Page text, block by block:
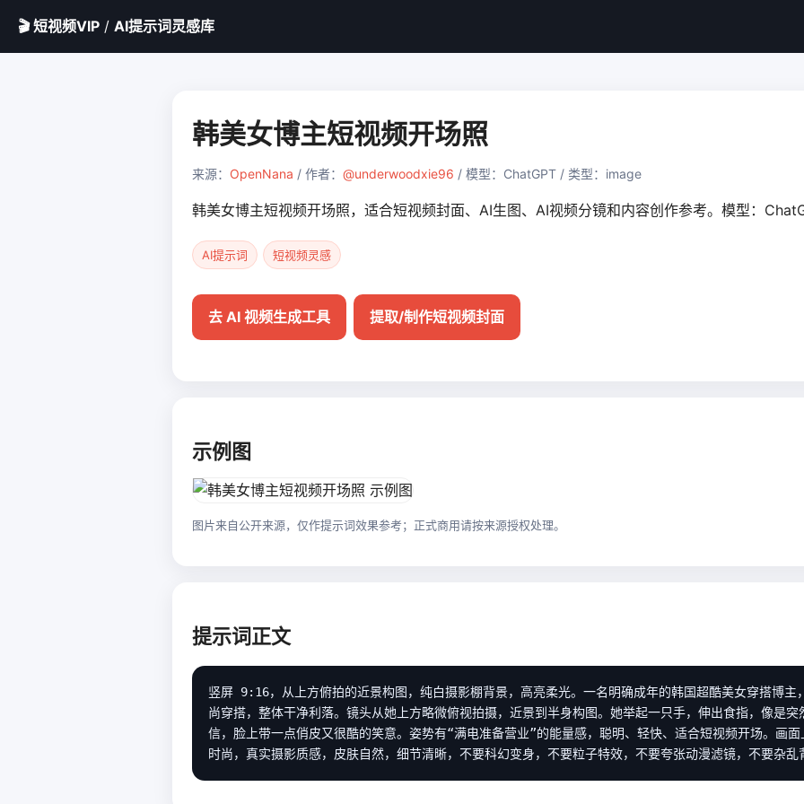
🎬 短视频VIP / AI提示词灵感库
韩美女博主短视频开场照
来源： OpenNana / 作者： @underwoodxie96 / 模型：ChatGPT / 类型：image
韩美女博主短视频开场照，适合短视频封面、AI生图、AI视频分镜和内容创作参考。模型：
AI提示词 短视频灵感
去 AI 视频生成工具 提取/制作短视频封面
示例图
图片来自公开来源，仅作提示词效果参考；正式商用请按来源授权处理。
提示词正文
竖屏 9:16，从上方俯拍的近景构图，纯白摄影棚背景，高亮柔光。一名明确成年的韩国超酷美女穿搭博主
尚穿搭，整体干净利落。镜头从她上方略微俯视拍摄，近景到半身构图。她举起一只手，伸出食指，像是
信，脸上带一点俏皮又很酷的笑意。姿势有“满电准备营业”的能量感，聪明、轻快、适合短视频开场。画
时尚，真实摄影质感，皮肤自然，细节清晰，不要科幻变身，不要粒子特效，不要夸张动漫滤镜，不要杂乱